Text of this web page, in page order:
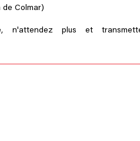
de Colmar)
n'attendez plus et